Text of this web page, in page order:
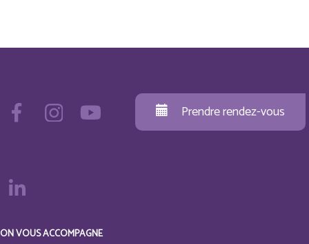
Prendre rendez-vous
ON VOUS ACCOMPAGNE